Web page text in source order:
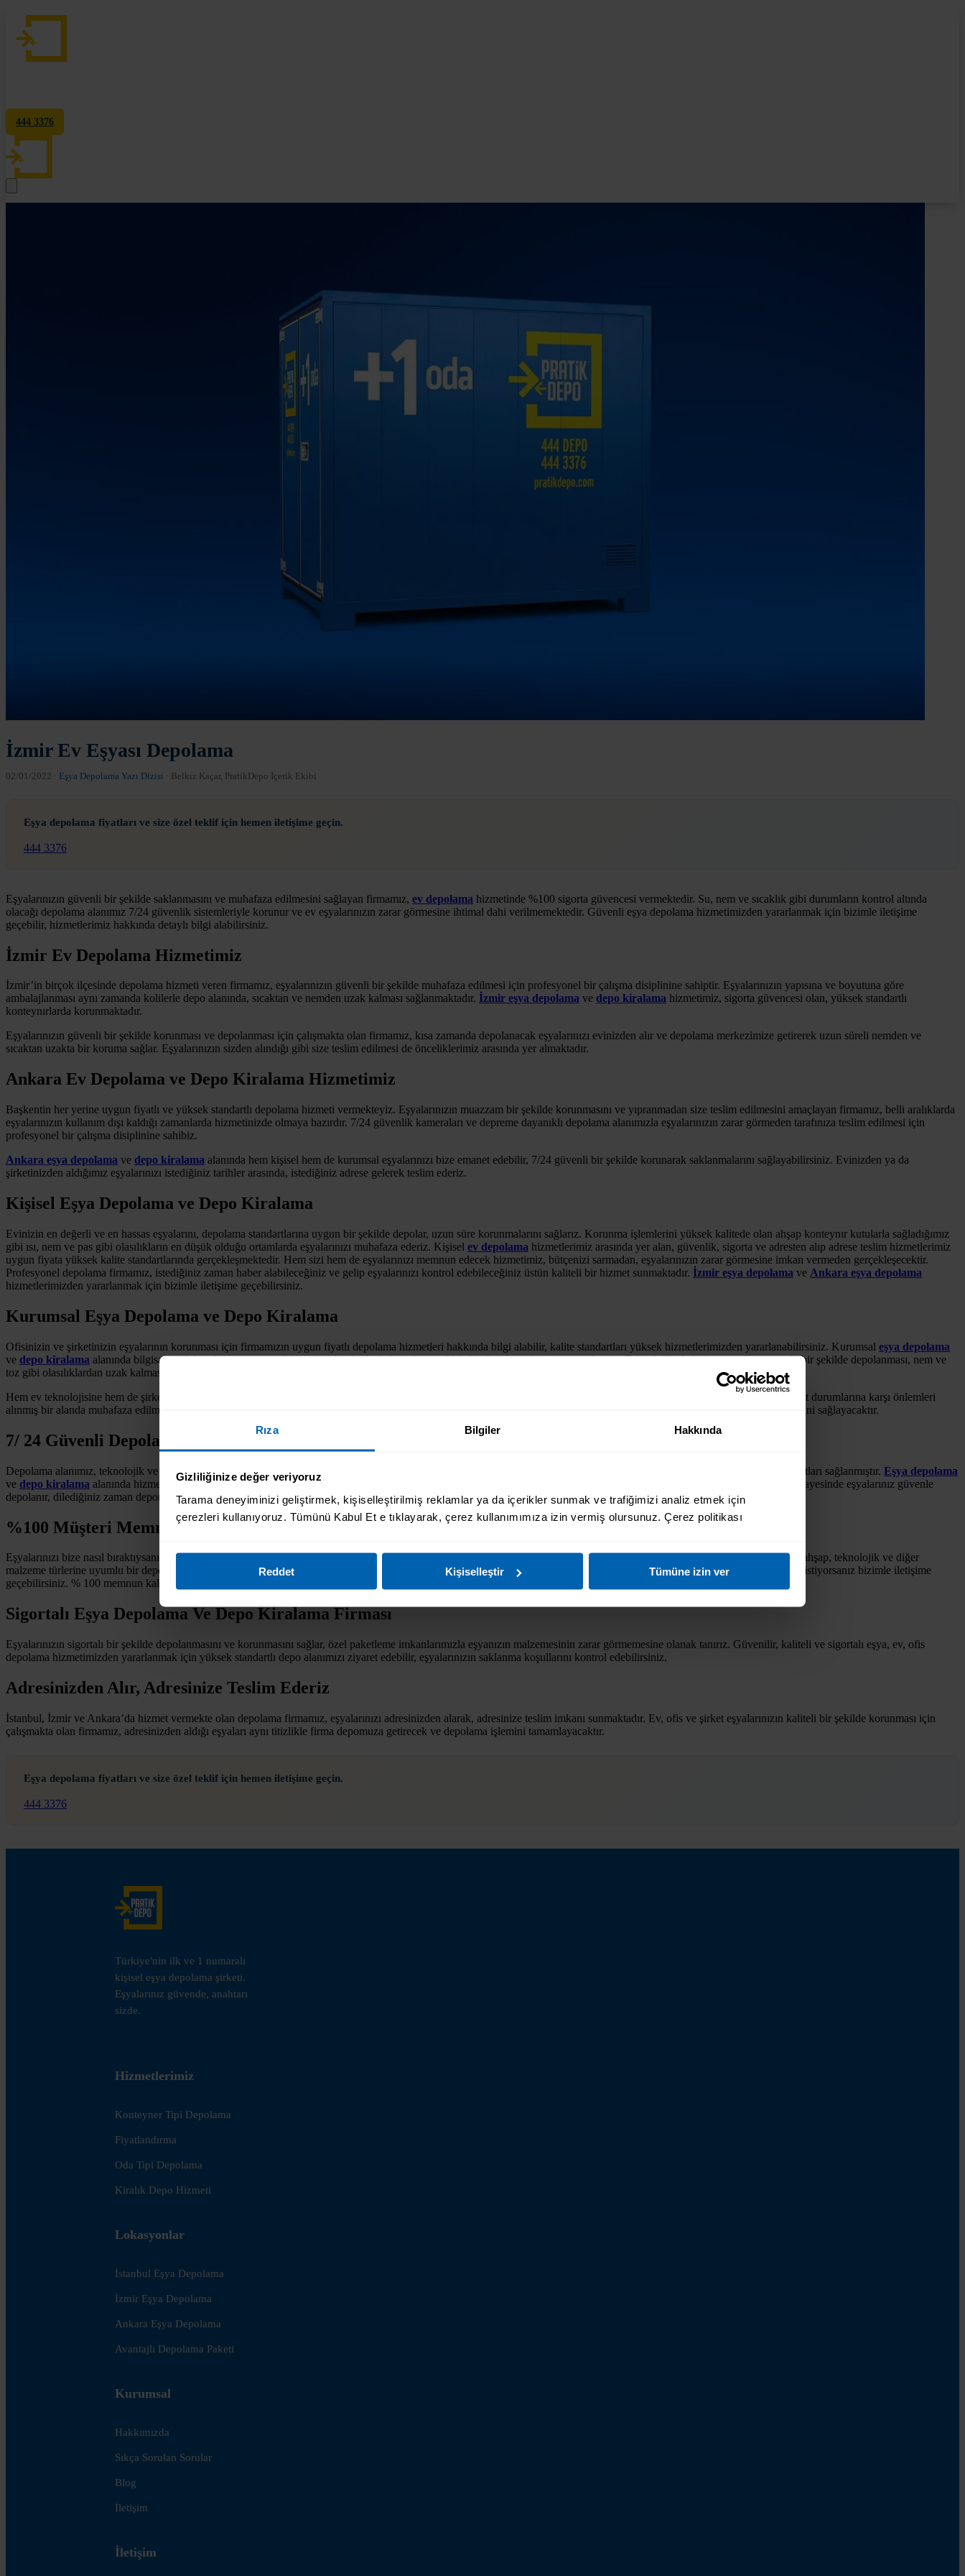
Rıza Bilgiler Hakkında
Gizliliğinize değer veriyoruz
Tarama deneyiminizi geliştirmek, kişiselleştirilmiş reklamlar ya da içerikler sunmak ve trafiğimizi analiz etmek için
çerezleri kullanıyoruz. Tümünü Kabul Et e tıklayarak, çerez kullanımımıza izin vermiş olursunuz. Çerez politikası
Reddet Kişiselleştir Tümüne izin ver
444 3376
İzmir Ev Eşyası Depolama
02/01/2022 · Eşya Depolama Yazı Dizisi · Belkız Kaçar, PratikDepo İçerik Ekibi
Eşya depolama fiyatları ve size özel teklif için hemen iletişime geçin.
444 3376
Eşyalarınızın güvenli bir şekilde saklanmasını ve muhafaza edilmesini sağlayan firmamız, ev depolama hizmetinde %100 sigorta güvencesi vermektedir. Su, nem ve sıcaklık gibi durumların kontrol altında
olacağı depolama alanımız 7/24 güvenlik sistemleriyle korunur ve ev eşyalarınızın zarar görmesine ihtimal dahi verilmemektedir. Güvenli eşya depolama hizmetimizden yararlanmak için bizimle iletişime
geçebilir, hizmetlerimiz hakkında detaylı bilgi alabilirsiniz.
İzmir Ev Depolama Hizmetimiz
İzmir’in birçok ilçesinde depolama hizmeti veren firmamız, eşyalarınızın güvenli bir şekilde muhafaza edilmesi için profesyonel bir çalışma disiplinine sahiptir. Eşyalarınızın yapısına ve boyutuna göre
ambalajlanması aynı zamanda kolilerle depo alanında, sıcaktan ve nemden uzak kalması sağlanmaktadır. İzmir eşya depolama ve depo kiralama hizmetimiz, sigorta güvencesi olan, yüksek standartlı
konteynırlarda korunmaktadır.
Eşyalarınızın güvenli bir şekilde korunması ve depolanması için çalışmakta olan firmamız, kısa zamanda depolanacak eşyalarınızı evinizden alır ve depolama merkezimize getirerek uzun süreli nemden ve
sıcaktan uzakta bir koruma sağlar. Eşyalarınızın sizden alındığı gibi size teslim edilmesi de önceliklerimiz arasında yer almaktadır.
Ankara Ev Depolama ve Depo Kiralama Hizmetimiz
Başkentin her yerine uygun fiyatlı ve yüksek standartlı depolama hizmeti vermekteyiz. Eşyalarınızın muazzam bir şekilde korunmasını ve yıpranmadan size teslim edilmesini amaçlayan firmamız, belli aralıklarda
eşyalarınızın kullanım dışı kaldığı zamanlarda hizmetinizde olmaya hazırdır. 7/24 güvenlik kameraları ve depreme dayanıklı depolama alanımızla eşyalarınızın zarar görmeden tarafınıza teslim edilmesi için
profesyonel bir çalışma disiplinine sahibiz.
Ankara eşya depolama ve depo kiralama alanında hem kişisel hem de kurumsal eşyalarınızı bize emanet edebilir, 7/24 güvenli bir şekilde korunarak saklanmalarını sağlayabilirsiniz. Evinizden ya da
şirketinizden aldığımız eşyalarınızı istediğiniz tarihler arasında, istediğiniz adrese gelerek teslim ederiz.
Kişisel Eşya Depolama ve Depo Kiralama
Evinizin en değerli ve en hassas eşyalarını, depolama standartlarına uygun bir şekilde depolar, uzun süre korunmalarını sağlarız. Korunma işlemlerini yüksek kalitede olan ahşap konteynır kutularla sağladığımız
gibi ısı, nem ve pas gibi olasılıkların en düşük olduğu ortamlarda eşyalarınızı muhafaza ederiz. Kişisel ev depolama hizmetlerimiz arasında yer alan, güvenlik, sigorta ve adresten alıp adrese teslim hizmetlerimiz
uygun fiyata yüksek kalite standartlarında gerçekleşmektedir. Hem sizi hem de eşyalarınızı memnun edecek hizmetimiz, bütçenizi sarmadan, eşyalarınızın zarar görmesine imkan vermeden gerçekleşecektir.
Profesyonel depolama firmamız, istediğiniz zaman haber alabileceğiniz ve gelip eşyalarınızı kontrol edebileceğiniz üstün kaliteli bir hizmet sunmaktadır. İzmir eşya depolama ve Ankara eşya depolama
hizmetlerimizden yararlanmak için bizimle iletişime geçebilirsiniz.
Kurumsal Eşya Depolama ve Depo Kiralama
Ofisinizin ve şirketinizin eşyalarının korunması için firmamızın uygun fiyatlı depolama hizmetleri hakkında bilgi alabilir, kalite standartları yüksek hizmetlerimizden yararlanabilirsiniz. Kurumsal eşya depolama
ve depo kiralama alanında bilgisayar, dolap, kasa ve masa gibi içinde teknolojik aletlerinde yer aldığı bir depolama hizmet vermekteyiz. Teknolojik aletlerin zarar görmeyeceği bir şekilde depolanması, nem ve
toz gibi olasılıklardan uzak kalması için ahşap konteynır kullanarak, eşyalarınızı %100 sağlıklı bir şekilde teslim almanızı sağlarız.
Hem ev teknolojisine hem de şirket teknolojisine uyumlu olan depolama hizmetimiz, eşyalarınızın 7/24 güvenlik kameralarıyla korunmasını sağlar, yangın, deprem ve benzeri afet durumlarına karşı önlemleri
alınmış bir alanda muhafaza edilmesine olan tanır. Gönül rahatlığıyla eşyalarınızı emanet edebileceğiniz firmamız, depolama alanından koordine bir şekilde eşyalarınızın dizilmesini sağlayacaktır.
7/ 24 Güvenli Depolama Alanımız
Depolama alanımız, teknolojik ve ahşap malzemelerin zarar görmeden muhafaza edilmesini sağlayacak niteliklerde hazırlanmış, eşyaların korunması için ekstra bir önlem standartları sağlanmıştır. Eşya depolama
ve depo kiralama alanında hizmet vermekte olan firmamız, eşyalarınızı bizden aldıktan sonra da kaliteli bir şekilde kullanabilme imkanı tanımaktadır. 7/24 güvenlik kameraları sayesinde eşyalarınız güvenle
depolanır, dilediğiniz zaman depomuzla iletişim kurarak eşyalarınızı kontrol edebilirsiniz. Güvenli ve kaliteli koruma, nitelikli depolama ve muazzam teslimat.
%100 Müşteri Memnuniyeti
Eşyalarınızı bize nasıl bıraktıysanız, bizden de o şekilde teslim alabilirsiniz. Ev ve şirket eşyalarınıza zarar gelmeden, güvenilir ve sigortalı bir depolama hizmeti sunan firmamız, ahşap, teknolojik ve diğer
malzeme türlerine uyumlu bir depolama imkanı sunmaktadır. Nem, su ve sıcaklık gibi olasılıklardan uzak, eşyalarınızın evinizdeki halinden hiçbir şey kaybetmeden korunmasını istiyorsanız bizimle iletişime
geçebilirsiniz. % 100 memnun kalacağınız depolama hizmetimiz sayesinde eşyalarınız kullanım dışı olduğunda emanet edebileceğiniz güvenilir firmalarından biri olmaya hazırız.
Sigortalı Eşya Depolama Ve Depo Kiralama Firması
Eşyalarınızın sigortalı bir şekilde depolanmasını ve korunmasını sağlar, özel paketleme imkanlarımızla eşyanızın malzemesinin zarar görmemesine olanak tanırız. Güvenilir, kaliteli ve sigortalı eşya, ev, ofis
depolama hizmetimizden yararlanmak için yüksek standartlı depo alanımızı ziyaret edebilir, eşyalarınızın saklanma koşullarını kontrol edebilirsiniz.
Adresinizden Alır, Adresinize Teslim Ederiz
İstanbul, İzmir ve Ankara’da hizmet vermekte olan depolama firmamız, eşyalarınızı adresinizden alarak, adresinize teslim imkanı sunmaktadır. Ev, ofis ve şirket eşyalarınızın kaliteli bir şekilde korunması için
çalışmakta olan firmamız, adresinizden aldığı eşyaları aynı titizlikle firma depomuza getirecek ve depolama işlemini tamamlayacaktır.
Eşya depolama fiyatları ve size özel teklif için hemen iletişime geçin.
444 3376
Türkiye'nin ilk ve 1 numaralı
kişisel eşya depolama şirketi.
Eşyalarınız güvende, anahtarı
sizde.
Hizmetlerimiz
Konteyner Tipi Depolama
Fiyatlandırma
Oda Tipi Depolama
Kiralık Depo Hizmeti
Lokasyonlar
İstanbul Eşya Depolama
İzmir Eşya Depolama
Ankara Eşya Depolama
Avantajlı Depolama Paketi
Kurumsal
Hakkımızda
Sıkça Sorulan Sorular
Blog
İletişim
İletişim